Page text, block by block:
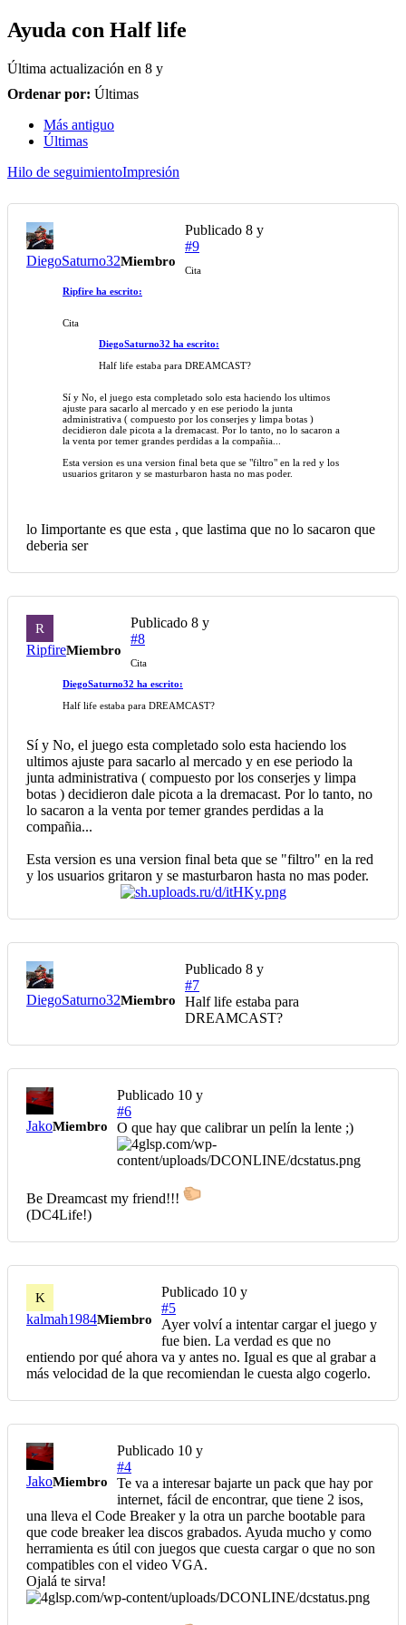
Ayuda con Half life
Última actualización en 8 y
Ordenar por: Últimas
Más antiguo
Últimas
Hilo de seguimientoImpresión
DiegoSaturno32Miembro
Publicado 8 y
#9
Cita
Ripfire ha escrito:
Cita
DiegoSaturno32 ha escrito:
Half life estaba para DREAMCAST?
Sí y No, el juego esta completado solo esta haciendo los ultimos
ajuste para sacarlo al mercado y en ese periodo la junta
administrativa ( compuesto por los conserjes y limpa botas )
decidieron dale picota a la dremacast. Por lo tanto, no lo sacaron a
la venta por temer grandes perdidas a la compañia...
Esta version es una version final beta que se "filtro" en la red y los
usuarios gritaron y se masturbaron hasta no mas poder.
lo Iimportante es que esta , que lastima que no lo sacaron que
deberia ser
R
RipfireMiembro
Publicado 8 y
#8
Cita
DiegoSaturno32 ha escrito:
Half life estaba para DREAMCAST?
Sí y No, el juego esta completado solo esta haciendo los
ultimos ajuste para sacarlo al mercado y en ese periodo la
junta administrativa ( compuesto por los conserjes y limpa
botas ) decidieron dale picota a la dremacast. Por lo tanto, no
lo sacaron a la venta por temer grandes perdidas a la
compañia...
Esta version es una version final beta que se "filtro" en la red
y los usuarios gritaron y se masturbaron hasta no mas poder.
DiegoSaturno32Miembro
Publicado 8 y
#7
Half life estaba para
DREAMCAST?
JakoMiembro
Publicado 10 y
#6
O que hay que calibrar un pelín la lente ;)
Be Dreamcast my friend!!!
(DC4Life!)
K
kalmah1984Miembro
Publicado 10 y
#5
Ayer volví a intentar cargar el juego y
fue bien. La verdad es que no
entiendo por qué ahora va y antes no. Igual es que al grabar a
más velocidad de la que recomiendan le cuesta algo cogerlo.
JakoMiembro
Publicado 10 y
#4
Te va a interesar bajarte un pack que hay por
internet, fácil de encontrar, que tiene 2 isos,
una lleva el Code Breaker y la otra un parche bootable para
que code breaker lea discos grabados. Ayuda mucho y como
herramienta es útil con juegos que cuesta cargar o que no son
compatibles con el video VGA.
Ojalá te sirva!